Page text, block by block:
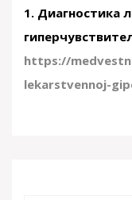
1. Диагностика
https://
lekarstvennoj-